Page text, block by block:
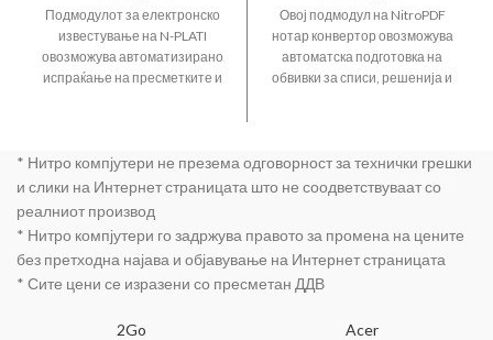
Подмодулот за електронско
известување на N-PLATI
овозможува автоматизирано
испраќање на пресметките и
лица.
Овој подмодул на NitroPDF
нотар конвертор овозможува
автоматска подготовка на
обвивки за списи, решенија и
* Нитро компјутери не презема одговорност за технички грешки
и слики на Интернет страницата што не соодветствуваат со
реалниот производ
* Нитро компјутери го задржува правото за промена на цените
без претходна најава и објавување на Интернет страницата
* Сите цени се изразени со пресметан ДДВ
2Go Acer